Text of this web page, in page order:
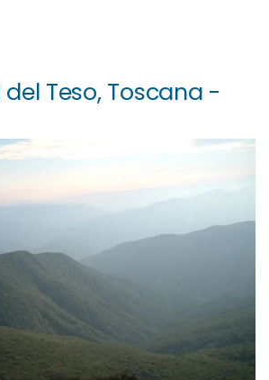
Teso, Toscana -